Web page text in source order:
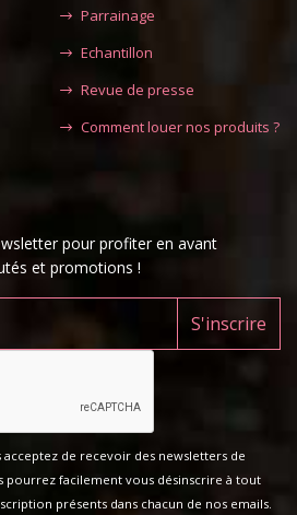
Parrainage
Echantillon
Revue de presse
Comment louer nos produits ?
pour profiter en avant
et promotions !
acceptez de recevoir des newsletters de
pourrez facilement vous désinscrire à tout
présents dans chacun de nos emails.